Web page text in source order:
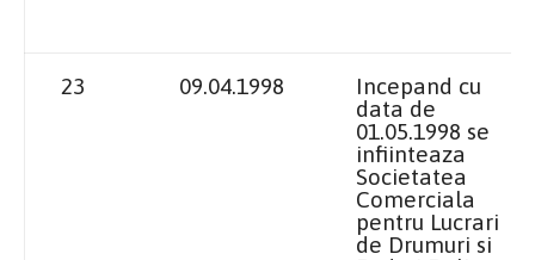
23 09.04.1998
Incepand cu
data de
01.05.1998 se
infiinteaza
Societatea
Comerciala
pentru Lucrari
de Drumuri si